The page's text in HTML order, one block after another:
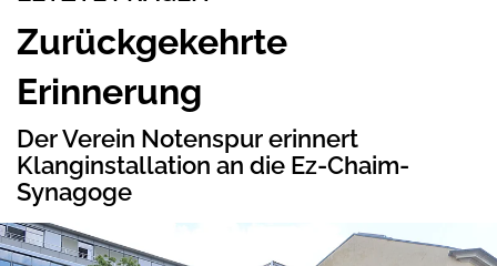
Zurückgekehrte
Erinnerung
Der Verein Notenspur erinnert
Klanginstallation an die Ez-Chaim-
Synagoge